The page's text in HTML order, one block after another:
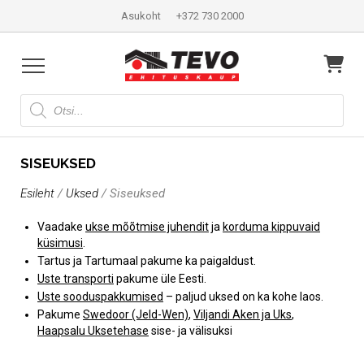
Asukoht +372 730 2000
Products
search
SISEUKSED
Esileht/ Uksed/ Siseuksed
Vaadake ukse mõõtmise juhenditja korduma kippuvaid
küsimusi
Tartus ja Tartumaal pakume ka paigaldust.
Uste transporti pakume üle Eesti.
Uste sooduspakkumised – paljud uksed on ka kohe laos.
Pakume Swedoor (Jeld-Wen), Viljandi Aken ja Uks,
Haapsalu Uksetehase sise- ja välisuksi